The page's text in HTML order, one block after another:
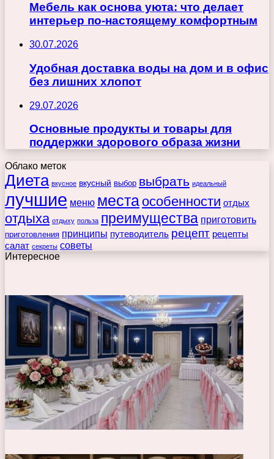
Мебель как основа уюта: что делает
интерьер по-настоящему комфортным
30.07.2026
Удобная доставка воды на дом и в офис
без лишних хлопот
29.07.2026
Основные продукты и товары для
поддержки здорового образа жизни
Облако меток
Диета вкусное вкусный выбор выбрать идеальный
лучшие меню места особенности отдых
отдыха отдыху польза преимущества приготовить
приготовления принципы путеводитель рецепт рецепты
салат секреты советы
Интересное